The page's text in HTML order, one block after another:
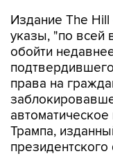
Издание The Hill
указы, "по всей
обойти
права на
Трампа,
президентского